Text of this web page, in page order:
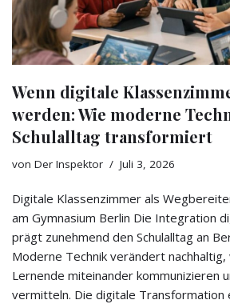
Wenn digitale
werden: Wie moderne
Schulalltag transformiert
von Der Inspektor Juli 3, 2026
Digitale Klassenzimmer als
am Gymnasium Berlin Die Integration
prägt zunehmend den Schulalltag an
Moderne Technik verändert
Lernende miteinander kommunizieren
vermitteln. Die digitale Transformation